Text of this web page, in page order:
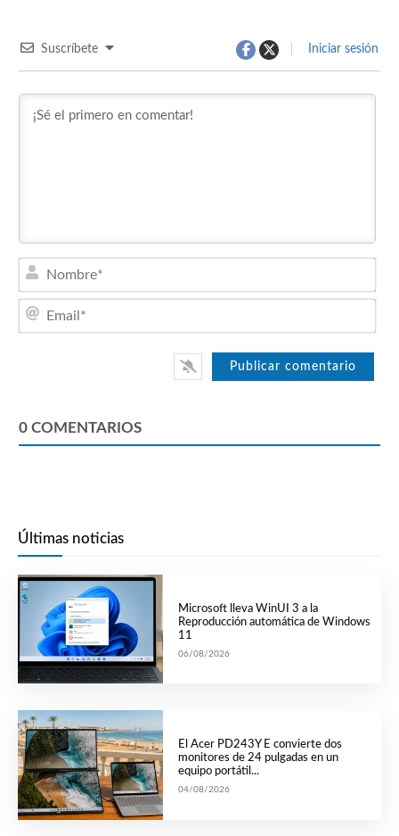
Suscríbete Iniciar sesión
0 COMENTARIOS
Últimas noticias
Microsoft lleva WinUI 3 a la
Reproducción automática de Windows
11
06/08/2026
El Acer PD243Y E convierte dos
monitores de 24 pulgadas en un
equipo portátil...
04/08/2026